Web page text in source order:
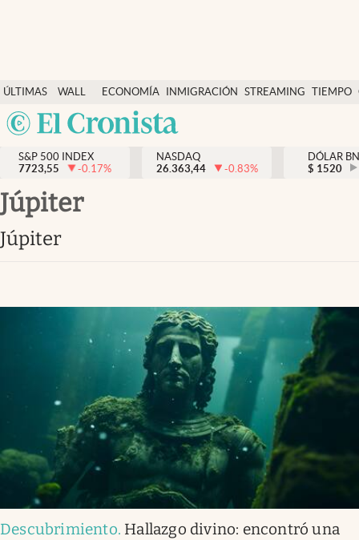
ÚLTIMAS
NOTICIAS
WALL
STREET
Y
DÓLAR
ECONOMÍA INMIGRACIÓN STREAMING TIEMPO
México
Finanzas y economía
Wall Street y dólar
Inmigración
Tiempo
Ciencia y salud
Streaming
S&P 500 INDEX
7723,55
-0.17%
NASDAQ
26.363,44
-0.83%
DÓLAR
$ 1520
Júpiter
Júpiter
Descubrimiento. Hallazgo divino: encontró una